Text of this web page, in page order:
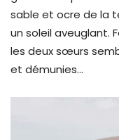
sable et ocre de la
un soleil aveuglant.
les deux sœurs
et démunies…